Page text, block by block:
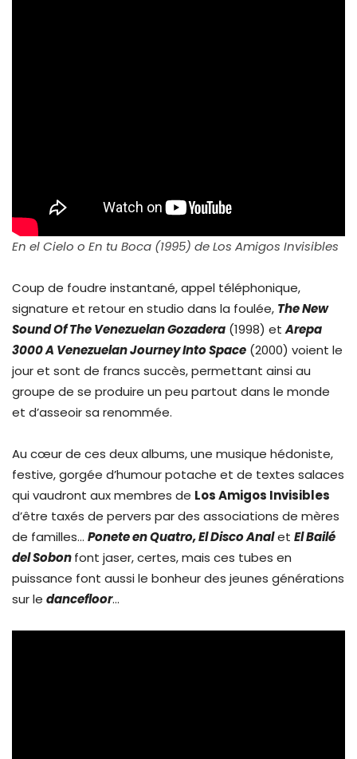
En el Cielo o En tu Boca (1995) de Los Amigos Invisibles
Coup de foudre instantané, appel téléphonique,
signature et retour en studio dans la foulée, The New
Sound Of The Venezuelan Gozadera (1998) etArepa
3000 A Venezuelan Journey Into Space (2000) voient le
jour et sont de francs succès, permettant ainsi au
groupe de se produire un peu partout dans le monde
et d’asseoir sa renommée.
Au cœur de ces deux albums, une musique hédoniste,
festive, gorgée d’humour potache et de textes salaces
qui vaudront aux membres de Los Amigos Invisibles
d’être taxés de pervers par des associations de mères
de familles… Ponete en Quatro, El Disco Analet El Bailé
del Sobonfont jaser, certes, mais ces tubes en
puissance font aussi le bonheur des jeunes générations
sur le dancefloor…